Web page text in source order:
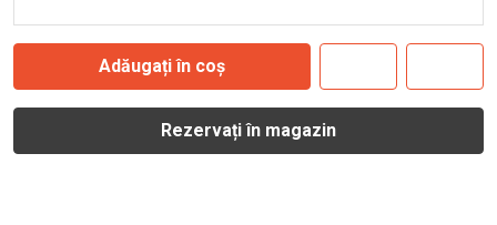
Adăugați în coș
Rezervați în magazin